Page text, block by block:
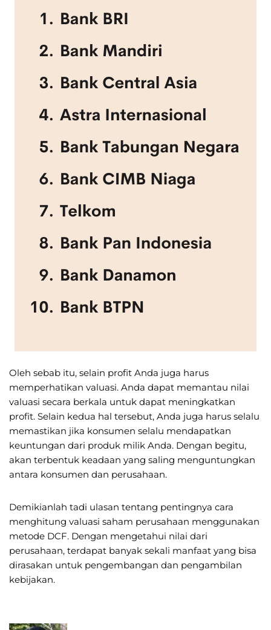
Oleh sebab itu, selain profit Anda juga harus
memperhatikan valuasi. Anda dapat memantau nilai
valuasi secara berkala untuk dapat meningkatkan
profit. Selain kedua hal tersebut, Anda juga harus selalu
memastikan jika konsumen selalu mendapatkan
keuntungan dari produk milik Anda. Dengan begitu,
akan terbentuk keadaan yang saling menguntungkan
antara konsumen dan perusahaan.
Demikianlah tadi ulasan tentang pentingnya cara
menghitung valuasi saham perusahaan menggunakan
metode DCF. Dengan mengetahui nilai dari
perusahaan, terdapat banyak sekali manfaat yang bisa
dirasakan untuk pengembangan dan pengambilan
kebijakan.